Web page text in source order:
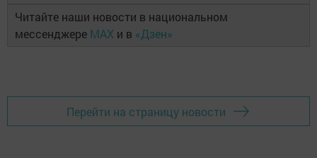
Читайте наши новости в национальном
мессенджере MAX и в «Дзен»
Перейти на страницу новости